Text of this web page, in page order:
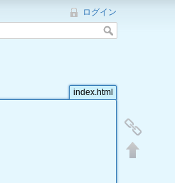
ログイン
index.html